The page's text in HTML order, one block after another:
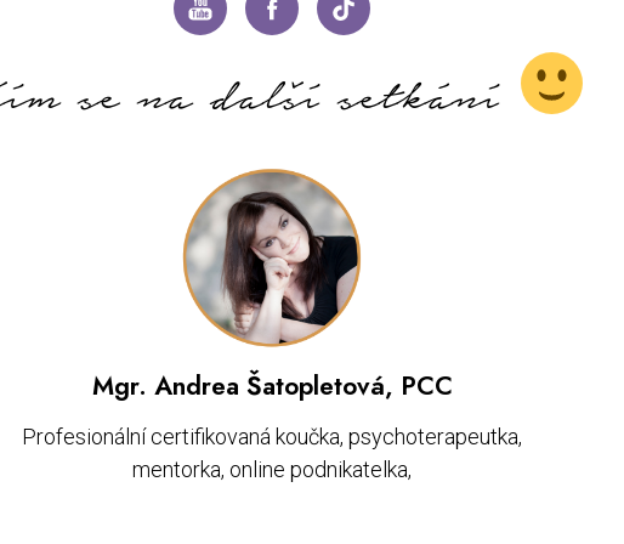
se na další setkání
Mgr. Andrea Šatopletová, PCC
Profesionální certifikovaná koučka, psychoterapeutka,
mentorka, online podnikatelka,